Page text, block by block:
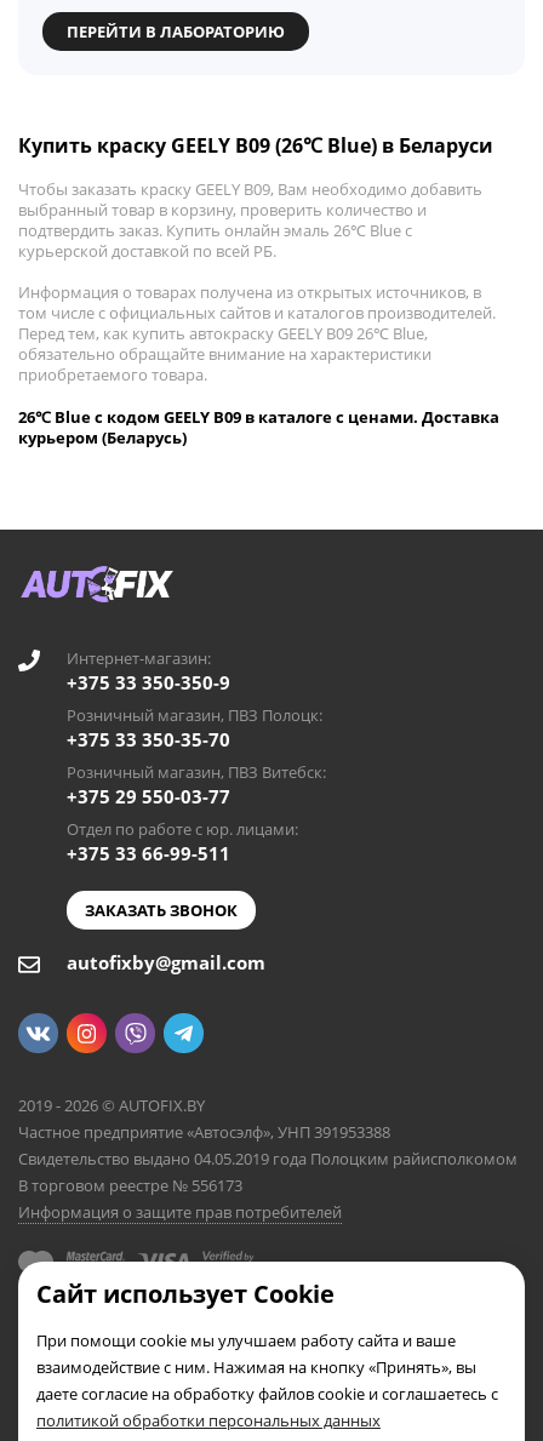
ПЕРЕЙТИ В ЛАБОРАТОРИЮ
Купить краску GEELY B09 (26℃ Blue) в Беларуси
Чтобы заказать краску GEELY B09, Вам необходимо добавить
выбранный товар в корзину, проверить количество и
подтвердить заказ. Купить онлайн эмаль 26℃ Blue с
курьерской доставкой по всей РБ.
Информация о товарах получена из открытых источников, в
том числе с официальных сайтов и каталогов производителей.
Перед тем, как купить автокраску GEELY B09 26℃ Blue,
обязательно обращайте внимание на характеристики
приобретаемого товара.
26℃ Blue с кодом GEELY B09 в каталоге с ценами. Доставка
курьером (Беларусь)
Интернет-магазин:
+375 33 350-350-9
Розничный магазин, ПВЗ Полоцк:
+375 33 350-35-70
Розничный магазин, ПВЗ Витебск:
+375 29 550-03-77
Отдел по работе с юр. лицами:
+375 33 66-99-511
ЗАКАЗАТЬ ЗВОНОК
autofixby@gmail.com
2019 - 2026 © AUTOFIX.BY
Частное предприятие «Автосэлф», УНП 391953388
Свидетельство выдано 04.05.2019 года Полоцким райисполкомом
В торговом реестре № 556173
Информация о защите прав потребителей
Сайт использует Cookie
При помощи cookie мы улучшаем работу сайта и ваше
взаимодействие с ним. Нажимая на кнопку «Принять», вы
даете согласие на обработку файлов cookie и соглашаетесь с
политикой обработки персональных данных